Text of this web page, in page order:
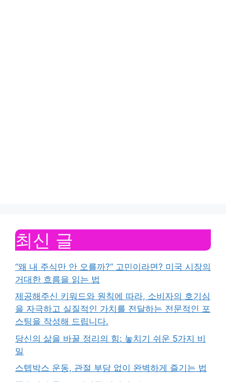
최신 글
“왜 내 주식만 안 오를까?” 고민이라면? 미국 시장의
거대한 흐름을 읽는 법
제공해주신 키워드와 원칙에 따라, 소비자의 호기심
을 자극하고 실질적인 가치를 전달하는 전문적인 포
스팅을 작성해 드립니다.
당신의 삶을 바꿀 정리의 힘: 놓치기 쉬운 5가지 비
밀
스텝박스 운동, 관절 부담 없이 완벽하게 즐기는 법